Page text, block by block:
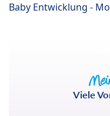
Baby Entwicklung -
Viele